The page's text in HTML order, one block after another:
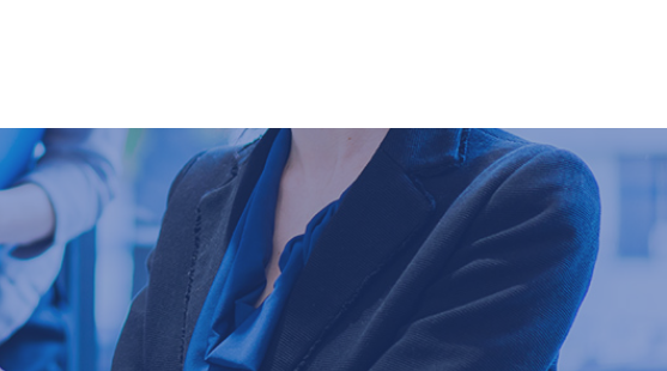
CSRへの取組
留学事業
日本語教師
新卒・第二新卒採用